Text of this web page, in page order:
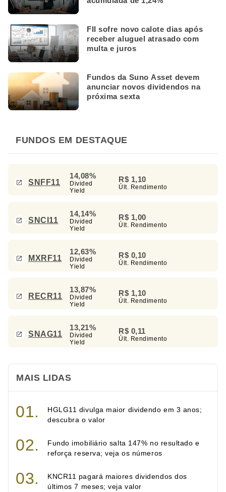
FII sofre novo calote dias após
receber aluguel atrasado com
multa e juros
Fundos da Suno Asset devem
anunciar novos dividendos na
próxima sexta
FUNDOS EM DESTAQUE
SNFF11
14,08%
Divided
Yield
R$ 1,10
Últ. Rendimento
SNCI11
14,14%
Divided
Yield
R$ 1,00
Últ. Rendimento
MXRF11
12,63%
Divided
Yield
R$ 0,10
Últ. Rendimento
RECR11
13,87%
Divided
Yield
R$ 1,10
Últ. Rendimento
SNAG11
13,21%
Divided
Yield
R$ 0,11
Últ. Rendimento
MAIS LIDAS
HGLG11 divulga maior dividendo em 3 anos;
descubra o valor
Fundo imobiliário salta 147% no resultado e
reforça reserva; veja os números
KNCR11 pagará maiores dividendos dos
últimos 7 meses; veja valor